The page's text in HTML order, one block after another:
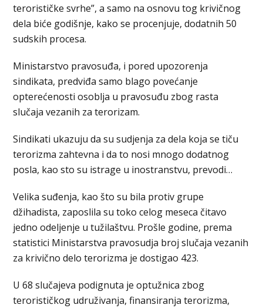
terorističke svrhe”, a samo na osnovu tog krivičnog
dela biće godišnje, kako se procenjuje, dodatnih 50
sudskih procesa.
Ministarstvo pravosuđa, i pored upozorenja
sindikata, predviđa samo blago povećanje
opterećenosti osoblja u pravosuđu zbog rasta
slučaja vezanih za terorizam.
Sindikati ukazuju da su sudjenja za dela koja se tiču
terorizma zahtevna i da to nosi mnogo dodatnog
posla, kao sto su istrage u inostranstvu, prevodi…
Velika suđenja, kao što su bila protiv grupe
džihadista, zaposlila su toko celog meseca čitavo
jedno odeljenje u tužilaštvu. Prošle godine, prema
statistici Ministarstva pravosudja broj slučaja vezanih
za krivično delo terorizma je dostigao 423.
U 68 slučajeva podignuta je optužnica zbog
terorističkog udruživanja, finansiranja terorizma,